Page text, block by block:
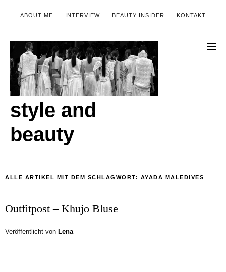
ABOUT ME INTERVIEW BEAUTY INSIDER KONTAKT
style and
beauty
ALLE ARTIKEL MIT DEM SCHLAGWORT: AYADA MALEDIVES
Outfitpost – Khujo Bluse
Veröffentlicht von Lena